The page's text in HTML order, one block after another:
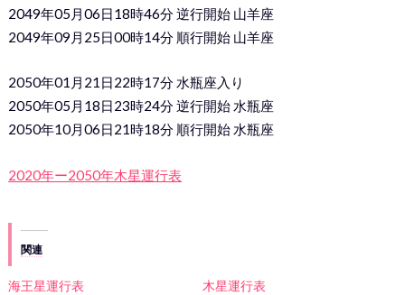
2049年05月06日18時46分 逆行開始 山羊座
2049年09月25日00時14分 順行開始 山羊座
2050年01月21日22時17分 水瓶座入り
2050年05月18日23時24分 逆行開始 水瓶座
2050年10月06日21時18分 順行開始 水瓶座
2020年ー2050年木星運行表
関連
海王星運行表
木星運行表